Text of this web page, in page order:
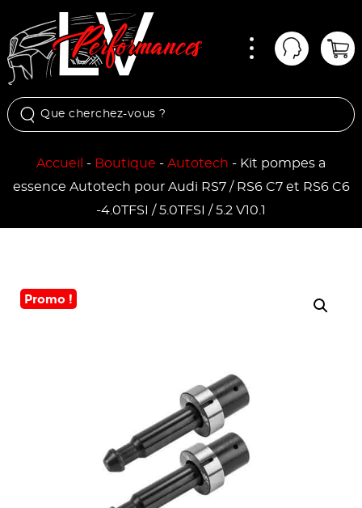
Mon
Accueil - Boutique - Autotech - Kit pompes a
essence Autotech pour Audi RS7 / RS6 C7 et RS6 C6
-4.0TFSI / 5.0TFSI / 5.2 V10.1
Promo !